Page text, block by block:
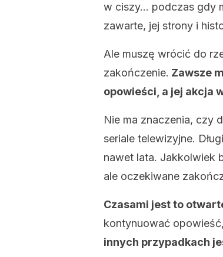
w ciszy… podczas gdy
zawarte, jej strony i
Ale muszę wrócić do
zakończenie. Zawsze
opowieści, a jej akcja
Nie ma znaczenia, czy
seriale telewizyjne.
nawet lata. Jakkolwiek
ale oczekiwane
Czasami jest to
kontynuować
innych przypadkach